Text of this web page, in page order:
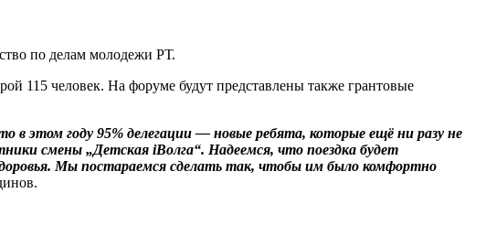
по делам молодежи РТ.
115 человек. На форуме будут представлены также грантовые
этом году 95% делегации — новые ребята, которые ещё ни разу не
смены „Детская iВолга“. Надеемся, что поездка будет
Мы постараемся сделать так, чтобы им было комфортно